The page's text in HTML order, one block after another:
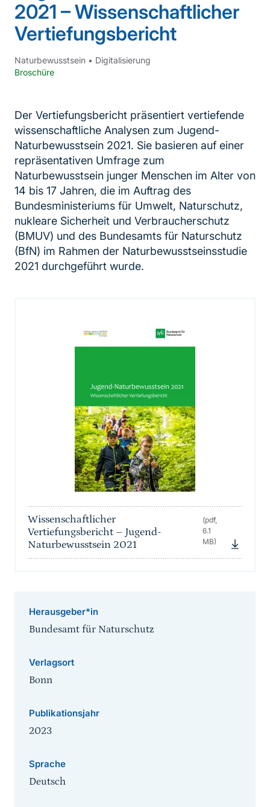
2021 – Wissenschaftlicher
Vertiefungsbericht
Naturbewusstsein • Digitalisierung
Broschüre
Der Vertiefungsbericht präsentiert vertiefende
wissenschaftliche Analysen zum Jugend-
Naturbewusstsein 2021. Sie basieren auf einer
repräsentativen Umfrage zum
Naturbewusstsein junger Menschen im Alter von
14 bis 17 Jahren, die im Auftrag des
Bundesministeriums für Umwelt, Naturschutz,
nukleare Sicherheit und Verbraucherschutz
(BMUV) und des Bundesamts für Naturschutz
(BfN) im Rahmen der Naturbewusstseinsstudie
2021 durchgeführt wurde.
Wissenschaftlicher
Vertiefungsbericht – Jugend-
Naturbewusstsein 2021
(pdf,
6.1
MB)
Herausgeber*in
Bundesamt für Naturschutz
Verlagsort
Bonn
Publikationsjahr
2023
Sprache
Deutsch